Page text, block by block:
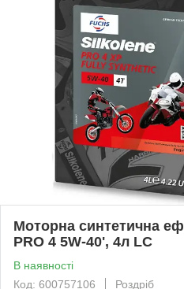
Моторна синтетична
PRO 4 5W-40', 4л LC
В наявності
Код: 600757106
Роздріб